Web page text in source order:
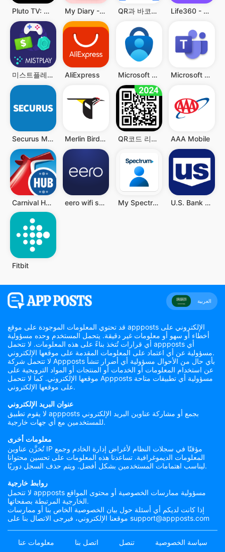
Pluto TV: Watch Free Movies/TV My Diary - Diary With Lock QR과 바코드 스캐너 Life360 - 위치 공유
미스트플레이 – 게임 플레이하고 리워드까지 받으세요 AliExpress Microsoft Authenticator Microsoft Teams
Securus Mobile Merlin Bird ID by Cornell Lab QR코드 리더 - QR과 바코드 스캐너, QR 스캐너 AAA Mobile
Carnival HUB eero wifi system My Spectrum U.S. Bank Mobile Banking
Fitbit
العربية
قد تحتوي المعلومات الموجودة على موقع appposts الإلكتروني على
أخطاء أو سهو أو معلومات غير دقيقة. يتحمل المستخدم وحده مسؤولية
أي قرارات تُتخذ بناءً على هذه المعلومات. لا تتحمل appposts أي
مسؤولية عن أي اعتماد على المعلومات المقدمة على موقعها الإلكتروني.
لا تتحمل شركة Appposts بأي حال من الأحوال مسؤولية أي أضرار تنشأ
عن استخدام المعلومات أو الخدمات أو المنتجات أو المواد الترويجية على
موقعها الإلكتروني. كما لا تتحمل Appposts مسؤولية أي تطبيقات متاحة
على موقعها الإلكتروني.
عنوان البريد الإلكتروني
لا يقوم تطبيق appposts بجمع أو مشاركة عناوين البريد الإلكتروني
للمستخدمين مع أي جهات خارجية.
معلومات أخرى
تُخزَّن عناوين IP مؤقتًا في سجلات النظام لأغراض إدارة الخادم وجمع
المعلومات الديموغرافية. تساعدنا هذه المعلومات على تحسين محتوانا
ليناسب اهتمامات المستخدمين بشكل أفضل. ويتم حذف السجل دوريًا.
روابط خارجية
لا تتحمل appposts مسؤولية ممارسات الخصوصية أو محتوى المواقع
الخارجية المرتبطة بصفحاتها.
إذا كانت لديكم أي أسئلة حول بيان الخصوصية الخاص بنا أو ممارسات
موقعنا الإلكتروني، فيرجى الاتصال بنا على support@appposts.com
معلومات عنا اتصل بنا تنصل سياسة الخصوصية